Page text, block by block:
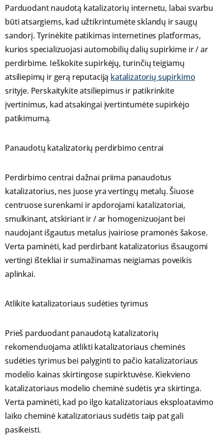
Parduodant naudotą katalizatorių internetu, labai svarbu
būti atsargiems, kad užtikrintumėte sklandų ir saugų
sandorį. Tyrinėkite patikimas internetines platformas,
kurios specializuojasi automobilių dalių supirkime ir / ar
perdirbime. Ieškokite supirkėjų, turinčių teigiamų
atsiliepimų ir gerą reputaciją katalizatorių supirkimo
srityje. Perskaitykite atsiliepimus ir patikrinkite
įvertinimus, kad atsakingai įvertintumėte supirkėjo
patikimumą.
Panaudotų katalizatorių perdirbimo centrai
Perdirbimo centrai dažnai priima panaudotus
katalizatorius, nes juose yra vertingų metalų. Šiuose
centruose surenkami ir apdorojami katalizatoriai,
smulkinant, atskiriant ir / ar homogenizuojant bei
naudojant išgautus metalus įvairiose pramonės šakose.
Verta paminėti, kad perdirbant katalizatorius išsaugomi
vertingi ištekliai ir sumažinamas neigiamas poveikis
aplinkai.
Atlikite katalizatoriaus sudėties tyrimus
Prieš parduodant panaudotą katalizatorių
rekomenduojama atlikti katalizatoriaus cheminės
sudėties tyrimus bei palyginti to pačio katalizatoriaus
modelio kainas skirtingose supirktuvėse. Kiekvieno
katalizatoriaus modelio cheminė sudėtis yra skirtinga.
Verta paminėti, kad po ilgo katalizatoriaus eksploatavimo
laiko cheminė katalizatoriaus sudėtis taip pat gali
pasikeisti.